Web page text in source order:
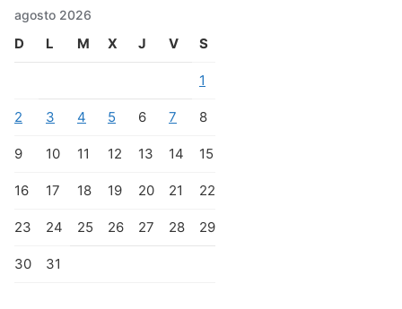
agosto 2026
D L M X J V S
1
2 3 4 5 6 7 8
9 10 11 12 13 14 15
16 17 18 19 20 21 22
23 24 25 26 27 28 29
30 31